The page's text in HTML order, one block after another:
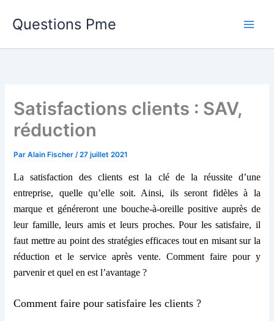
Questions Pme
Satisfactions clients : SAV,
réduction
ParAlain Fischer/27 juillet 2021
La satisfaction des clients est la clé de la réussite d’une
entreprise, quelle qu’elle soit. Ainsi, ils seront fidèles à la
marque et généreront une bouche-à-oreille positive auprès de
leur famille, leurs amis et leurs proches. Pour les satisfaire, il
faut mettre au point des stratégies efficaces tout en misant sur la
réduction et le service après vente. Comment faire pour y
parvenir et quel en est l’avantage ?
Comment faire pour satisfaire les clients ?